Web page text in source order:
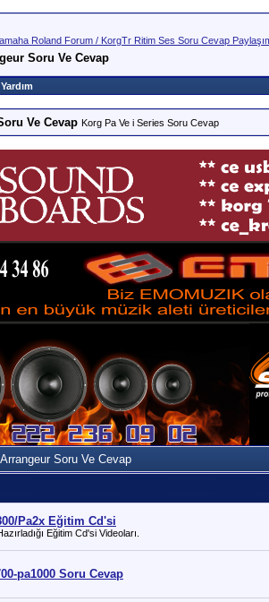
Roland Forum / KorgTr Ritim Ses Soru Cevap
Soru Ve Cevap
Yardım
Ve Cevap Korg Pa Ve i Series Soru Cevap
Soru Ve Cevap
Pa2x Eğitim Cd'si
Eğitim Cd'si Videoları.
pa1000 Soru Cevap